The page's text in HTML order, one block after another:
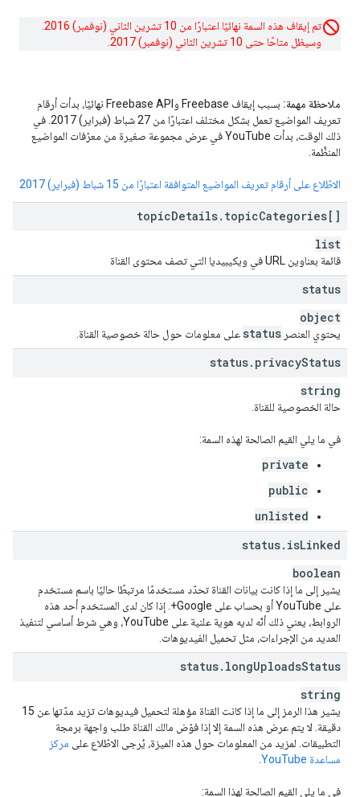
وسيظل متاحًا حتى 10 تشرين الثاني (نوفمبر) 2017.
ملاحظة مهمة:
بسبب إيقاف Freebase وFreebase API نهائيًا، بدأت أرقام
تعريف المواضيع تعمل بشكل مختلف اعتبارًا من 27 شباط (فبراير) 2017. في
ذلك الوقت، بدأت YouTube في عرض مجموعة صغيرة من معرّفات المواضيع
المنظَّمة.
الاطّلاع على أرقام تعريف المواضيع المتوافقة اعتبارًا من 15 شباط (فبراير) 2017
topicDetails. topicCategories[]
list
قائمة بعناوين URL في ويكيبيديا التي تصف محتوى القناة
status
object
يحتوي العنصر status على معلومات حول حالة خصوصية القناة.
status. privacyStatus
string
حالة الخصوصية للقناة.
في ما يلي القيم الصالحة لهذه السمة:
private
public
unlisted
status. isLinked
boolean
يشير إلى ما إذا كانت بيانات القناة تحدّد مستخدمًا مرتبطًا حاليًا باسم مستخدم
على YouTube أو بحساب على Google+. إذا كان لدى المستخدم أحد هذه
الروابط، يعني ذلك أنّه لديه هوية علنية على YouTube، وهي شرط أساسي لتنفيذ
العديد من الإجراءات، مثل تحميل الفيديوهات.
status. longUploadsStatus
string
يشير هذا الرمز إلى ما إذا كانت القناة مؤهلة لتحميل فيديوهات تزيد مدّتها عن 15
دقيقة. لا يتم عرض هذه السمة إلا إذا فوّض مالك القناة طلب واجهة برمجة
التطبيقات. لمزيد من المعلومات حول هذه الميزة، يُرجى الاطّلاع على مركز
مساعدة YouTube
في ما يلي القيم الصالحة لهذا السمة: